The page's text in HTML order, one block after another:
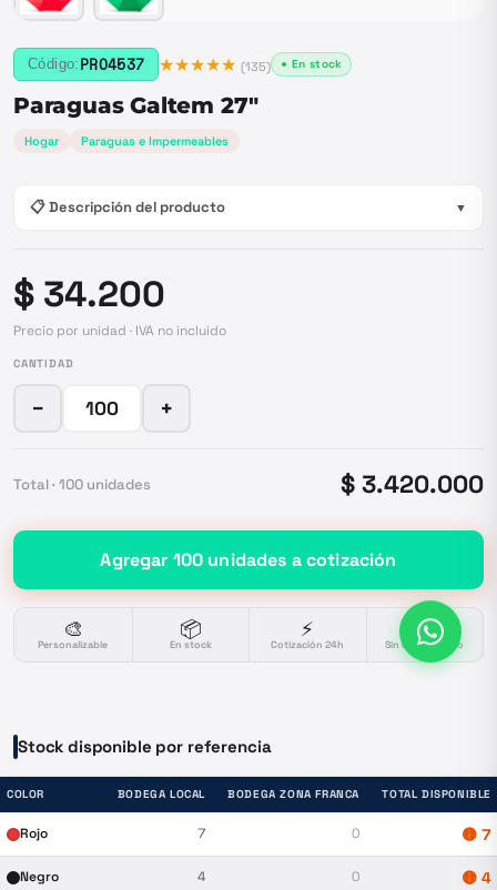
Código: PRO4537 ★★★★★ (135) ● En stock
Paraguas Galtem 27"
Hogar Paraguas e Impermeables
📋 Descripción del producto ▼
$ 34.200
Precio por unidad · IVA no incluido
CANTIDAD
− +
Total · 100 unidades $ 3.420.000
Agregar 100 unidades a cotización
🎨
Personalizable
📦
En stock
⚡
Cotización 24h
🔒
Sin compromiso
Stock disponible por referencia
COLOR BODEGA LOCAL BODEGA ZONA FRANCA TOTAL DISPONIBLE
Rojo 7 0 🟡 7
Negro 4 0 🟡 4